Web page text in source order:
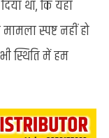
था, कि यहाँ
स्पष्ट नहीं हो
स्थिति में हम